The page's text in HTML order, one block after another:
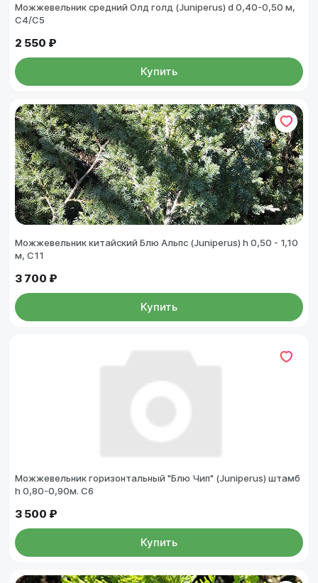
Можжевельник средний Олд голд (Juniperus) d 0,40-0,50 м,
С4/С5
2 550 ₽
Купить
Можжевельник китайский Блю Альпс (Juniperus) h 0,50 - 1,10
м, С11
3 700 ₽
Купить
Можжевельник горизонтальный "Блю Чип" (Juniperus) штамб
h 0,80-0,90м. C6
3 500 ₽
Купить